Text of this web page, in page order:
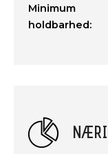
Minimum
holdbarhed: